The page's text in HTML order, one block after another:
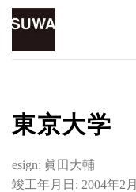
Skip
content
東京大学
esign: 眞田大輔
竣工年月日: 2004年2月